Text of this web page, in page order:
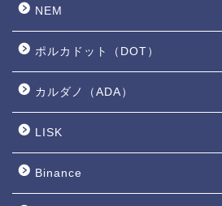
NEM
ポルカドット（DOT）
カルダノ（ADA）
LISK
Binance